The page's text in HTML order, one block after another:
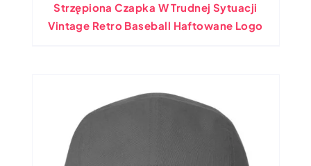
Strzępiona Czapka W Trudnej Sytuacji
Vintage Retro Baseball Haftowane Logo